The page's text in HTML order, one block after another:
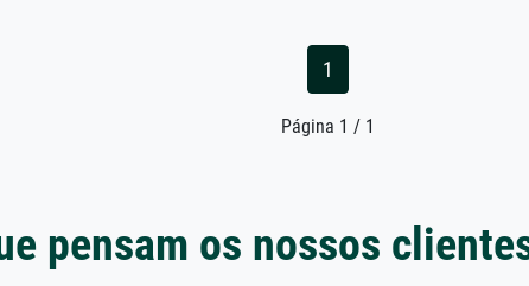
1
Página 1 / 1
pensam os nossos